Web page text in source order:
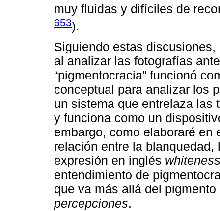
muy fluidas y difíciles de
653).
Siguiendo estas
al analizar las fotografías
“pigmentocracia” funcionó
conceptual para analizar los
un sistema que entrelaza las
y funciona como un
embargo, como elaboraré
relación entre la
expresión en inglés whiteness
entendimiento de
que va más allá del
percepciones.